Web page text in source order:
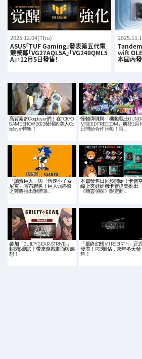
2025.12.04(Thu)
ASUS「TUF Gaming」發表第五代電
競螢幕「VG27AQL5A」「VG249QML5
A」，12月5日發售！
Tandem
wift
本國內
高質素的Cosplayer們！在TOKYO
GAME SHOW 2022發現的美人Co
splayer特輯！
怪物彈珠與「機動戰士
M SEED FREEDOM」將於2月
日開始合作活動！限…
「讀賣巨人」與「音速小子索
尼克」宣布聯名！巨人vs羅德
之戰將推出附贈筆…
本篇發售日同步開始！卡普
線上夾娃娃機卡普抓樂推出
《幽靈偵探》限定商…
參加「GUILTY GEAR -STRIVE-」
封閉β測試！帶來遊戲畫面與感
想！
「最終幻想VII REBIRTH」正
發表！PS5獨佔，來年冬天發
售！